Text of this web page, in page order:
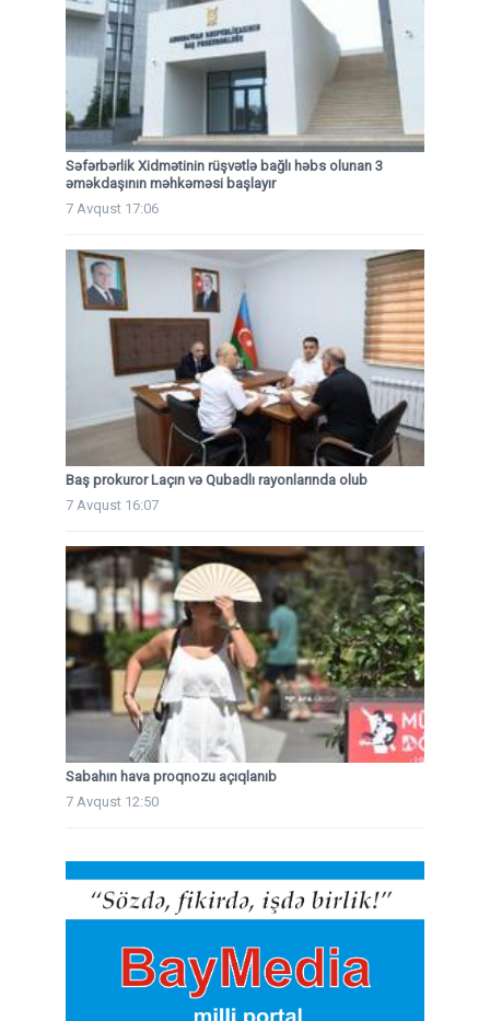
Səfərbərlik Xidmətinin rüşvətlə bağlı həbs olunan 3
əməkdaşının məhkəməsi başlayır
7 Avqust 17:06
Baş prokuror Laçın və Qubadlı rayonlarında olub
7 Avqust 16:07
Sabahın hava proqnozu açıqlanıb
7 Avqust 12:50